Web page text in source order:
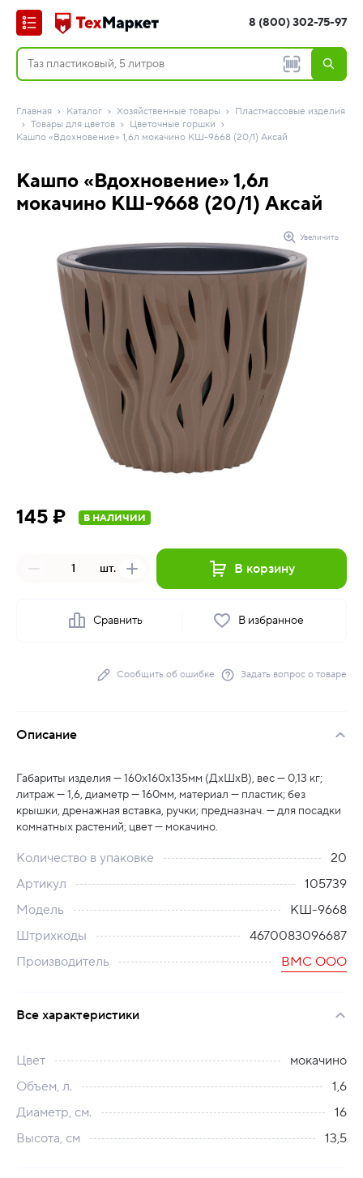
8 (800) 302-75-97
Главная Каталог Хозяйственные товары
Пластмассовые изделия
Товары для цветов
Цветочные горшки
Кашпо «Вдохновение» 1,6л мокачино КШ-9668 (20/1) Аксай
Кашпо «Вдохновение» 1,6л
мокачино КШ-9668 (20/1) Аксай
Увеличить
145 ₽ В НАЛИЧИИ
шт. В корзину
Сравнить В избранное
Сообщить об ошибке Задать вопрос о товаре
Описание
Габариты изделия — 160х160х135мм (ДхШхВ), вес — 0,13 кг;
литраж — 1,6, диаметр — 160мм, материал — пластик; без
крышки, дренажная вставка, ручки; предназнач. — для посадки
комнатных растений; цвет — мокачино.
Количество в упаковке
20
Артикул
105739
Модель
КШ-9668
Штрихкоды
4670083096687
Производитель
ВМС ООО
Все характеристики
Цвет
мокачино
Объем, л.
1,6
Диаметр, см.
16
Высота, см
13,5